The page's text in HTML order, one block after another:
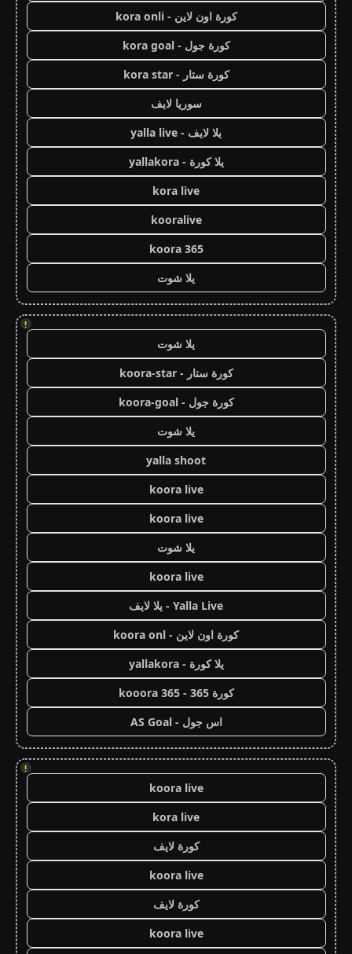
كورة اون لاين - kora onli
كورة جول - kora goal
كورة ستار - kora star
سوريا لايف
يلا لايف - yalla live
يلا كورة - yallakora
kora live
kooralive
koora 365
يلا شوت
!
يلا شوت
كورة ستار - koora-star
كورة جول - koora-goal
يلا شوت
yalla shoot
koora live
koora live
يلا شوت
koora live
Yalla Live - يلا لايف
كورة اون لاين - koora onl
يلا كورة - yallakora
كورة 365 - kooora 365
اس جول - AS Goal
!
koora live
kora live
كورة لايف
koora live
كورة لايف
koora live